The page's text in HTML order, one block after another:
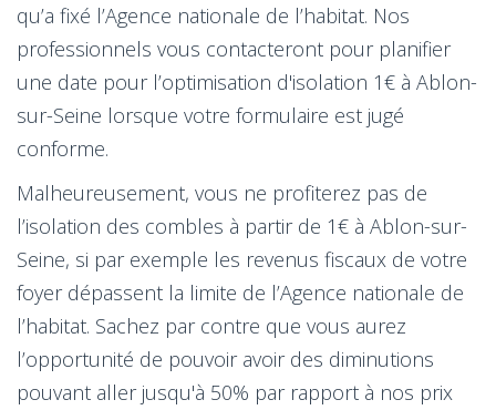
qu’a fixé l’Agence nationale de l’habitat. Nos
professionnels vous contacteront pour planifier
une date pour l’optimisation d'isolation 1€ à Ablon-
sur-Seine lorsque votre formulaire est jugé
conforme.
Malheureusement, vous ne profiterez pas de
l’isolation des combles à partir de 1€ à Ablon-sur-
Seine, si par exemple les revenus fiscaux de votre
foyer dépassent la limite de l’Agence nationale de
l’habitat. Sachez par contre que vous aurez
l’opportunité de pouvoir avoir des diminutions
pouvant aller jusqu'à 50% par rapport à nos prix